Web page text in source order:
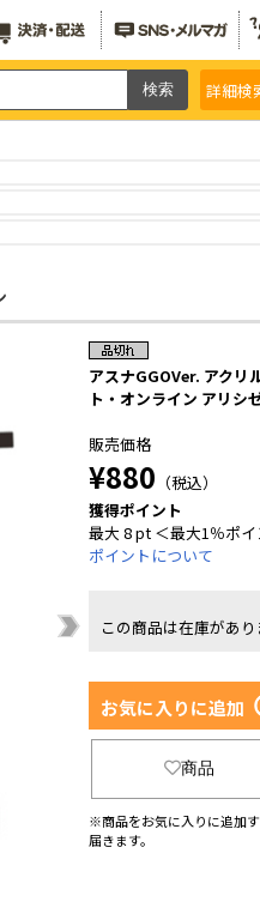
詳細検
アスナGGOVer. アクリ
ト・オンライン アリシ
販売価格
¥880 （税込）
獲得ポイント
最大 8 pt ＜最大1％ポ
ポイントについて
この商品は在庫があり
お気に入りに追加
商品
※商品をお気に入りに追加
届きます。